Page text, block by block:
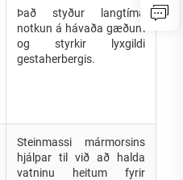
Það styður langtíma
notkun á hávaða gæðum
og styrkir lyxgildi
gestaherbergis.
Steinmassi mármorsins
hjálpar til við að halda
vatninu heitum fyrir